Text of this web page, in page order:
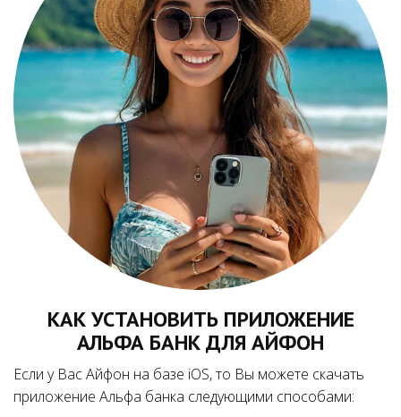
КАК УСТАНОВИТЬ ПРИЛОЖЕНИЕ
АЛЬФА БАНК ДЛЯ АЙФОН
Если у Вас Айфон на базе iOS, то Вы можете скачать
приложение Альфа банка следующими способами: